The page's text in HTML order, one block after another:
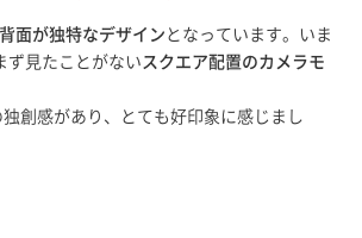
背面が独特なデザイン となっています。いま
ず見たことがない スクエア配置のカメラモ
独創感があり、とても好印象に感じまし